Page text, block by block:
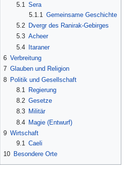
5.1 Sera
5.1.1
Gemeinsame Geschichte
5.2
Dvergr des Ranirak-Gebirges
5.3 Acheer
5.4 Itaraner
6 Verbreitung
7 Glauben und Religion
8 Politik und Gesellschaft
8.1
Regierung
8.2 Gesetze
8.3
Militär
8.4 Magie (Entwurf)
9 Wirtschaft
9.1 Caeli
10 Besondere Orte